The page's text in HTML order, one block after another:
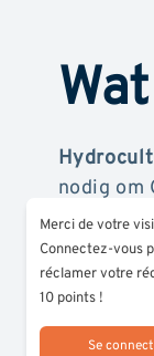
nodig om
Planten
CBD-
groei.
Merci de votre
Connectez-vous
réclamer votre
10 points !
Se